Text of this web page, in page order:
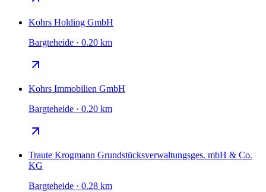
Kohrs Holding GmbH
Bargteheide · 0.20 km
Kohrs Immobilien GmbH
Bargteheide · 0.20 km
Traute Krogmann Grundstücksverwaltungsges. mbH & Co.
KG
Bargteheide · 0.28 km